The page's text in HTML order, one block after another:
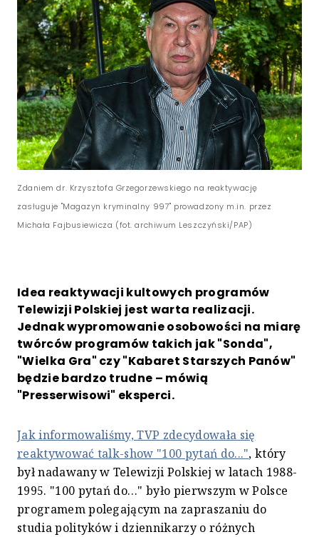
Zdaniem dr. Krzysztofa Grzegorzewskiego na reaktywację
zasługuje "Magazyn kryminalny 997" prowadzony m.in. przez
Michała Fajbusiewicza (fot. archiwum Leszczyński/PAP)
Idea reaktywacji kultowych programów
Telewizji Polskiej jest warta realizacji.
Jednak wypromowanie osobowości na miarę
twórców programów takich jak "Sonda",
"Wielka Gra" czy "Kabaret Starszych Panów"
będzie bardzo trudne – mówią
"Presserwisowi" eksperci.
Jak informowaliśmy, TVP zdecydowała się
reaktywować talk-show "100 pytań do...", który
był nadawany w Telewizji Polskiej w latach 1988-
1995. "100 pytań do…" było pierwszym w Polsce
programem polegającym na zapraszaniu do
studia polityków i dziennikarzy o różnych